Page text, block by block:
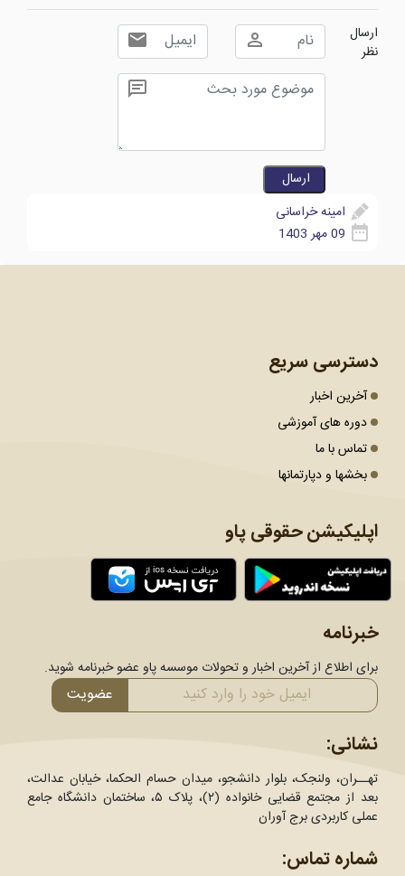
ارسال
نظر
امینه خراسانی
دسترسی سریع
آخرین اخبار
دوره های آموزشی
تماس با ما
بخشها و دپارتمانها
اپلیکیشن حقوقی پاو
خبرنامه
برای اطلاع از آخرین اخبار و تحولات موسسه پاو عضو خبرنامه شوید.
عضویت
نشانی:
تهــران، ولنجک، بلوار دانشجو، میدان حسام الحکما، خیابان عدالت،
بعد از مجتمع قضایی خانواده (۲)، پلاک ۵، ساختمان دانشگاه جامع
عملی کاربردی برج آوران
شماره تماس: